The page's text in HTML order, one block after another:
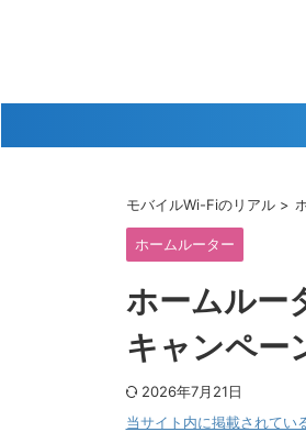
モバイルWi-Fiのリアル >
ホームルーター
ホームルー
キャンペー
2026年7月21日
当サイト内に掲載されてい